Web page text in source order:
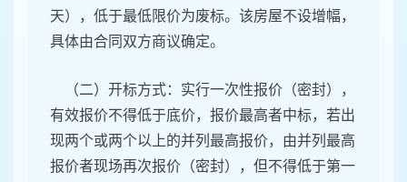
天），低于最低限价为废标。该房屋不设增幅，
具体由合同双方商议确定。
（二）开标方式：实行一次性报价（密封），
有效报价不得低于底价，报价最高者中标，若出
现两个或两个以上的并列最高报价，由并列最高
报价者现场再次报价（密封），但不得低于第一